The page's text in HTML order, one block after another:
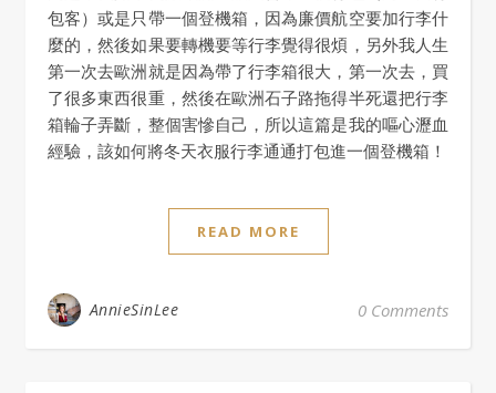
包客）或是只帶一個登機箱，因為廉價航空要加行李什
麼的，然後如果要轉機要等行李覺得很煩，另外我人生
第一次去歐洲就是因為帶了行李箱很大，第一次去，買
了很多東西很重，然後在歐洲石子路拖得半死還把行李
箱輪子弄斷，整個害慘自己，所以這篇是我的嘔心瀝血
經驗，該如何將冬天衣服行李通通打包進一個登機箱！
READ MORE
AnnieSinLee 0 Comments